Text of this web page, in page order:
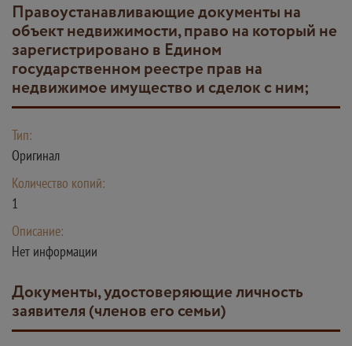
Правоустанавливающие документы на
объект недвижимости, право на который не
зарегистрировано в Едином
государственном реестре прав на
недвижимое имущество и сделок с ним;
Тип:
Оригинал
Количество копий:
1
Описание:
Нет информации
Документы, удостоверяющие личность
заявителя (членов его семьи)